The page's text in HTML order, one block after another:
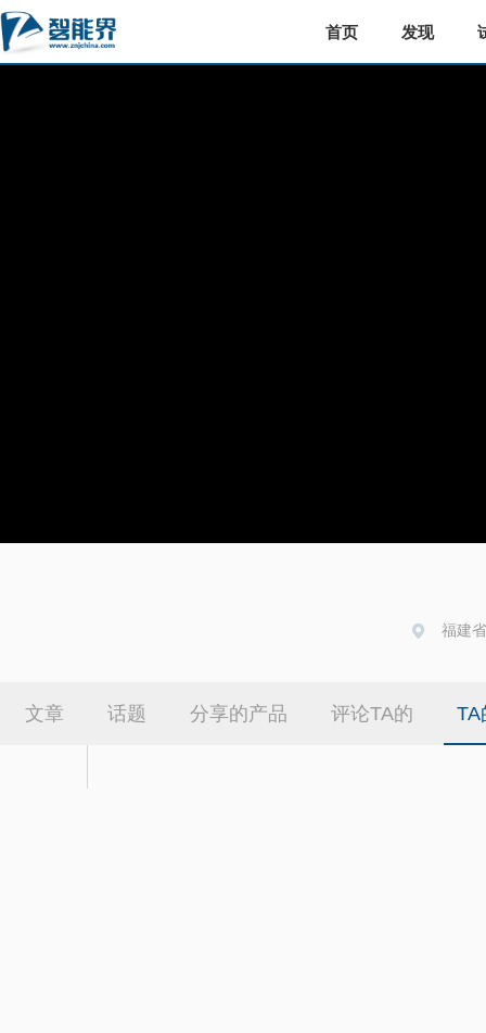
首页 发现
福建
文章 话题 分享的产品 评论TA的 TA